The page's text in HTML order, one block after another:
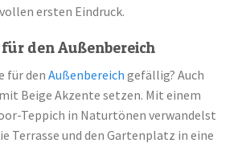
ersten Eindruck.
für den Außenbereich
für den Außenbereich gefällig? Auch
Beige Akzente setzen. Mit einem
Teppich in Naturtönen verwandelst
Terrasse und den Gartenplatz in eine